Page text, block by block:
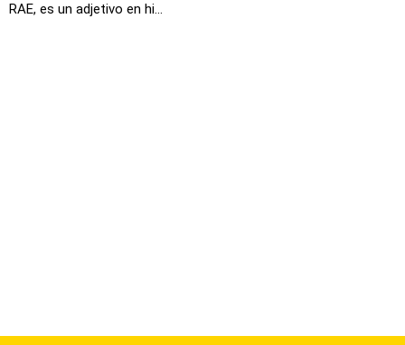
RAE, es un adjetivo en hi...